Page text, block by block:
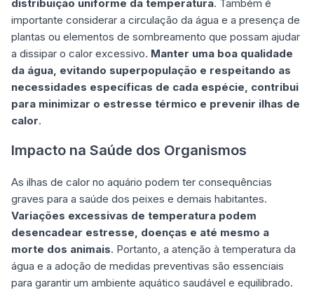
distribuição uniforme da temperatura. Também é
importante considerar a circulação da água e a presença de
plantas ou elementos de sombreamento que possam ajudar
a dissipar o calor excessivo. Manter uma boa qualidade
da água, evitando superpopulação e respeitando as
necessidades específicas de cada espécie, contribui
para minimizar o estresse térmico e prevenir ilhas de
calor.
Impacto na Saúde dos Organismos
As ilhas de calor no aquário podem ter consequências
graves para a saúde dos peixes e demais habitantes.
Variações excessivas de temperatura podem
desencadear estresse, doenças e até mesmo a
morte dos animais. Portanto, a atenção à temperatura da
água e a adoção de medidas preventivas são essenciais
para garantir um ambiente aquático saudável e equilibrado.